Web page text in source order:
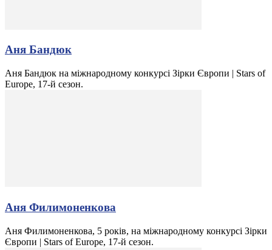
Аня Бандюк
Аня Бандюк на міжнародному конкурсі Зірки Європи | Stars of
Europe, 17-й сезон.
Аня Филимоненкова
Аня Филимоненкова, 5 років, на міжнародному конкурсі Зірки
Європи | Stars of Europe, 17-й сезон.